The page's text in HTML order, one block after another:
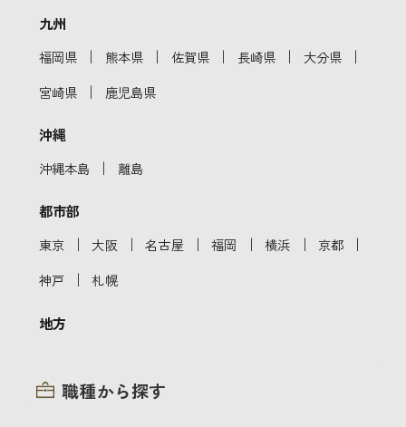
九州
福岡県 ｜ 熊本県 ｜ 佐賀県 ｜ 長崎県 ｜ 大分県 ｜
宮崎県 ｜ 鹿児島県
沖縄
沖縄本島 ｜ 離島
都市部
東京 ｜ 大阪 ｜ 名古屋 ｜ 福岡 ｜ 横浜 ｜ 京都 ｜
神戸 ｜ 札幌
地方
職種から探す